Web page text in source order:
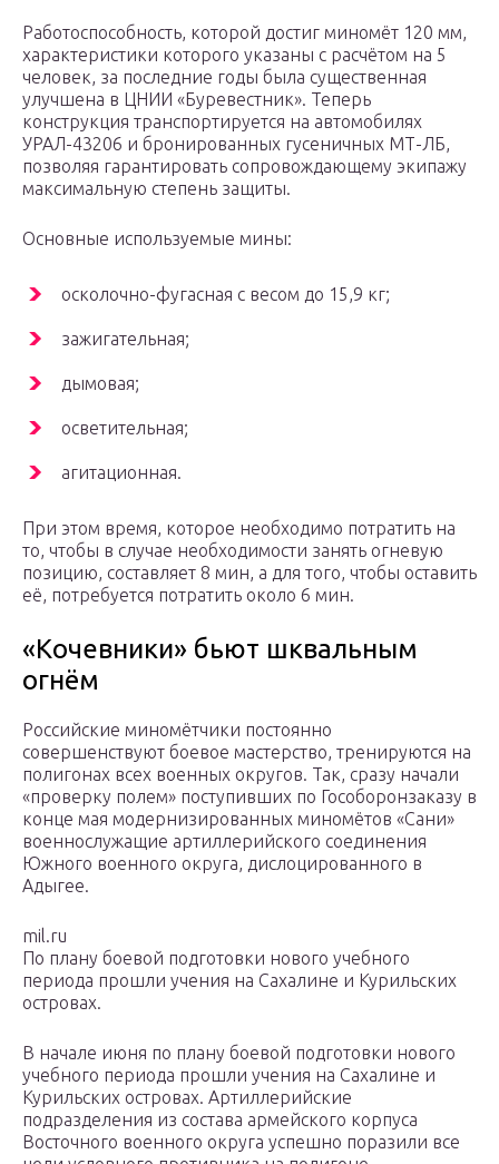
Работоспособность, которой достиг миномёт 120 мм,
характеристики которого указаны с расчётом на 5
человек, за последние годы была существенная
улучшена в ЦНИИ «Буревестник». Теперь
конструкция транспортируется на автомобилях
УРАЛ-43206 и бронированных гусеничных МТ-ЛБ,
позволяя гарантировать сопровождающему экипажу
максимальную степень защиты.
Основные используемые мины:
осколочно-фугасная с весом до 15,9 кг;
зажигательная;
дымовая;
осветительная;
агитационная.
При этом время, которое необходимо потратить на
то, чтобы в случае необходимости занять огневую
позицию, составляет 8 мин, а для того, чтобы оставить
её, потребуется потратить около 6 мин.
«Кочевники» бьют шквальным
огнём
Российские миномётчики постоянно
совершенствуют боевое мастерство, тренируются на
полигонах всех военных округов. Так, сразу начали
«проверку полем» поступивших по Гособоронзаказу в
конце мая модернизированных миномётов «Сани»
военнослужащие артиллерийского соединения
Южного военного округа, дислоцированного в
Адыгее.
mil.ru
По плану боевой подготовки нового учебного
периода прошли учения на Сахалине и Курильских
островах.
В начале июня по плану боевой подготовки нового
учебного периода прошли учения на Сахалине и
Курильских островах. Артиллерийские
подразделения из состава армейского корпуса
Восточного военного округа успешно поразили все